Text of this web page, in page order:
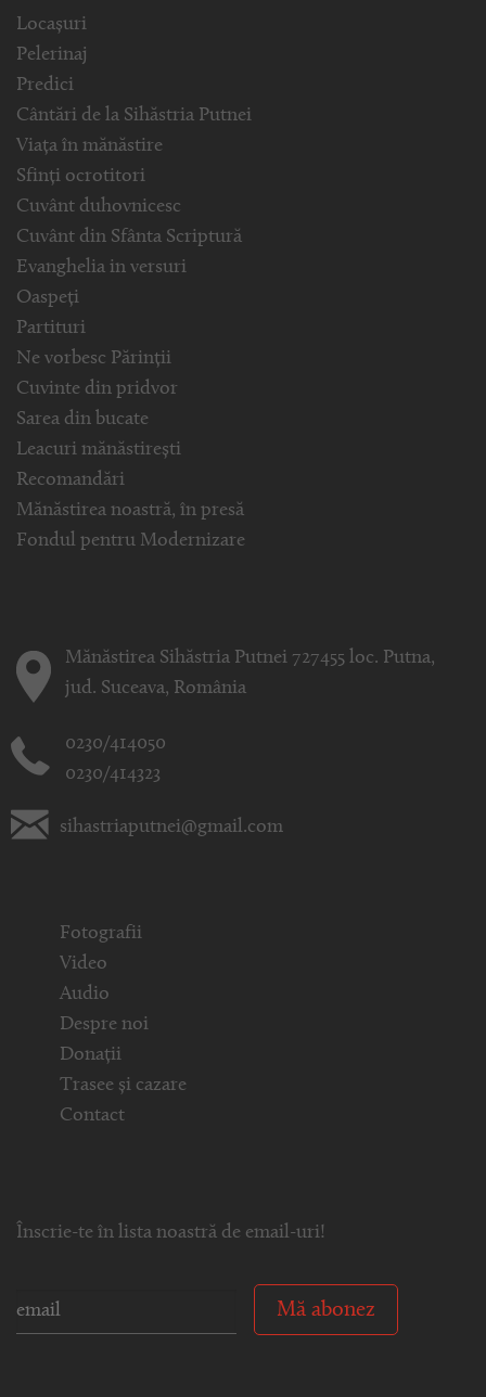
Locașuri
Pelerinaj
Predici
Cântări de la Sihăstria Putnei
Viața în mănăstire
Sfinți ocrotitori
Cuvânt duhovnicesc
Cuvânt din Sfânta Scriptură
Evanghelia in versuri
Oaspeți
Partituri
Ne vorbesc Părinții
Cuvinte din pridvor
Sarea din bucate
Leacuri mănăstirești
Recomandări
Mănăstirea noastră, în presă
Fondul pentru Modernizare
Mănăstirea Sihăstria Putnei 727455 loc. Putna,
jud. Suceava, România
0230/414050
0230/414323
sihastriaputnei@gmail.com
Fotografii
Video
Audio
Despre noi
Donații
Trasee și cazare
Contact
Înscrie-te în lista noastră de email-uri!
Mă abonez